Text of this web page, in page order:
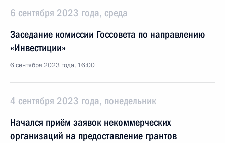
6 сентября 2023 года, среда
Заседание комиссии Госсовета по направлению
«Инвестиции»
6 сентября 2023 года, 16:00
4 сентября 2023 года, понедельник
Начался приём заявок некоммерческих
организаций на предоставление грантов